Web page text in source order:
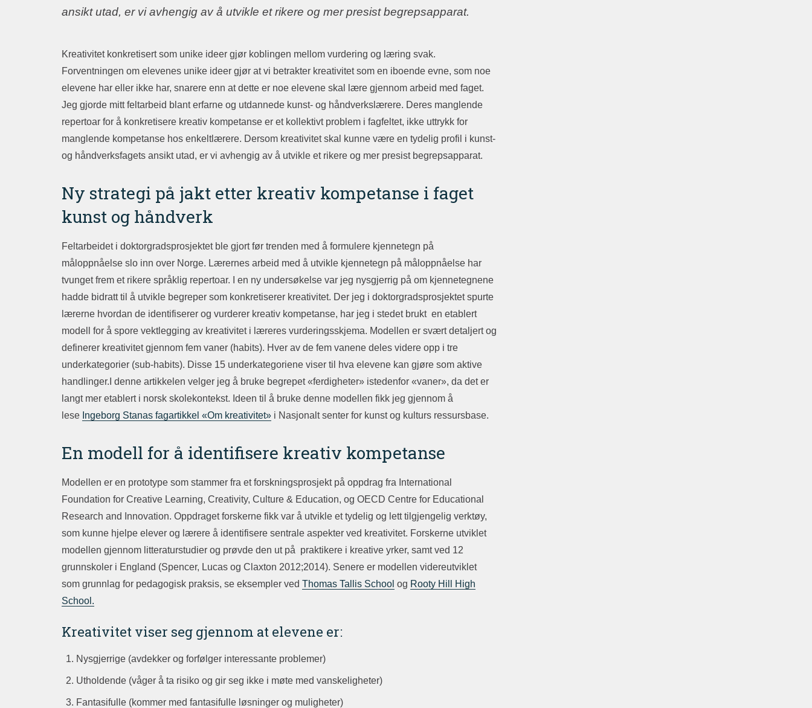
ansikt utad, er vi avhengig av å utvikle et rikere og mer presist begrepsapparat.
Kreativitet konkretisert som unike ideer gjør koblingen mellom vurdering og læring svak.
Forventningen om elevenes unike ideer gjør at vi betrakter kreativitet som en iboende evne, som noe
elevene har eller ikke har, snarere enn at dette er noe elevene skal lære gjennom arbeid med faget.
Jeg gjorde mitt feltarbeid blant erfarne og utdannede kunst- og håndverkslærere. Deres manglende
repertoar for å konkretisere kreativ kompetanse er et kollektivt problem i fagfeltet, ikke uttrykk for
manglende kompetanse hos enkeltlærere. Dersom kreativitet skal kunne være en tydelig profil i kunst-
og håndverksfagets ansikt utad, er vi avhengig av å utvikle et rikere og mer presist begrepsapparat.
Ny strategi på jakt etter kreativ kompetanse i faget
kunst og håndverk
Feltarbeidet i doktorgradsprosjektet ble gjort før trenden med å formulere kjennetegn på
måloppnåelse slo inn over Norge. Lærernes arbeid med å utvikle kjennetegn på måloppnåelse har
tvunget frem et rikere språklig repertoar. I en ny undersøkelse var jeg nysgjerrig på om kjennetegnene
hadde bidratt til å utvikle begreper som konkretiserer kreativitet. Der jeg i doktorgradsprosjektet spurte
lærerne hvordan de identifiserer og vurderer kreativ kompetanse, har jeg i stedet brukt en etablert
modell for å spore vektlegging av kreativitet i læreres vurderingsskjema. Modellen er svært detaljert og
definerer kreativitet gjennom fem vaner (habits). Hver av de fem vanene deles videre opp i tre
underkategorier (sub-habits). Disse 15 underkategoriene viser til hva elevene kan gjøre som aktive
handlinger.I denne artikkelen velger jeg å bruke begrepet «ferdigheter» istedenfor «vaner», da det er
langt mer etablert i norsk skolekontekst. Ideen til å bruke denne modellen fikk jeg gjennom å
lese Ingeborg Stanas fagartikkel «Om kreativitet» i Nasjonalt senter for kunst og kulturs ressursbase.
En modell for å identifisere kreativ kompetanse
Modellen er en prototype som stammer fra et forskningsprosjekt på oppdrag fra International
Foundation for Creative Learning, Creativity, Culture & Education, og OECD Centre for Educational
Research and Innovation. Oppdraget forskerne fikk var å utvikle et tydelig og lett tilgjengelig verktøy,
som kunne hjelpe elever og lærere å identifisere sentrale aspekter ved kreativitet. Forskerne utviklet
modellen gjennom litteraturstudier og prøvde den ut på praktikere i kreative yrker, samt ved 12
grunnskoler i England (Spencer, Lucas og Claxton 2012;2014). Senere er modellen videreutviklet
som grunnlag for pedagogisk praksis, se eksempler ved Thomas Tallis School og Rooty Hill High
School.
Kreativitet viser seg gjennom at elevene er:
Nysgjerrige (avdekker og forfølger interessante problemer)
Utholdende (våger å ta risiko og gir seg ikke i møte med vanskeligheter)
Fantasifulle (kommer med fantasifulle løsninger og muligheter)